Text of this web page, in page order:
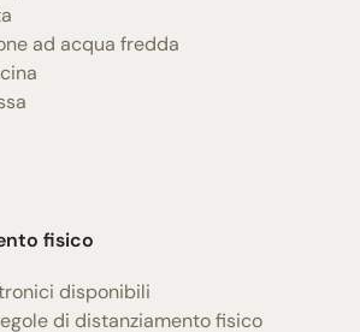
ad acqua fredda
fisico
disponibili
di distanziamento fisico